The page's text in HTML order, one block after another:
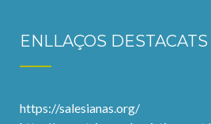
ENLLAÇOS DESTACATS
https://salesianas.org/